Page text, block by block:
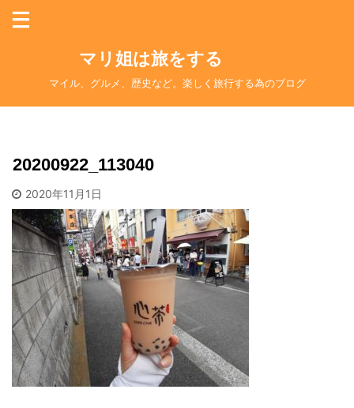
マリ姐は旅をする
マイル、グルメ、歴史など。楽しく旅行する為のブログ
20200922_113040
2020年11月1日